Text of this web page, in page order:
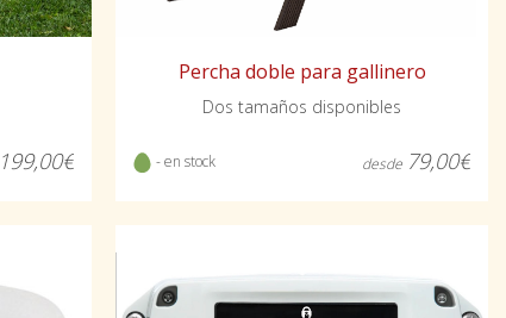
199,00€
Percha doble para gallinero
Dos tamaños disponibles
- en stock desde 79,00€